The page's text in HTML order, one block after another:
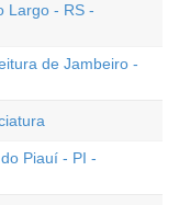
Largo - RS -
de Jambeiro -
Piauí - PI -